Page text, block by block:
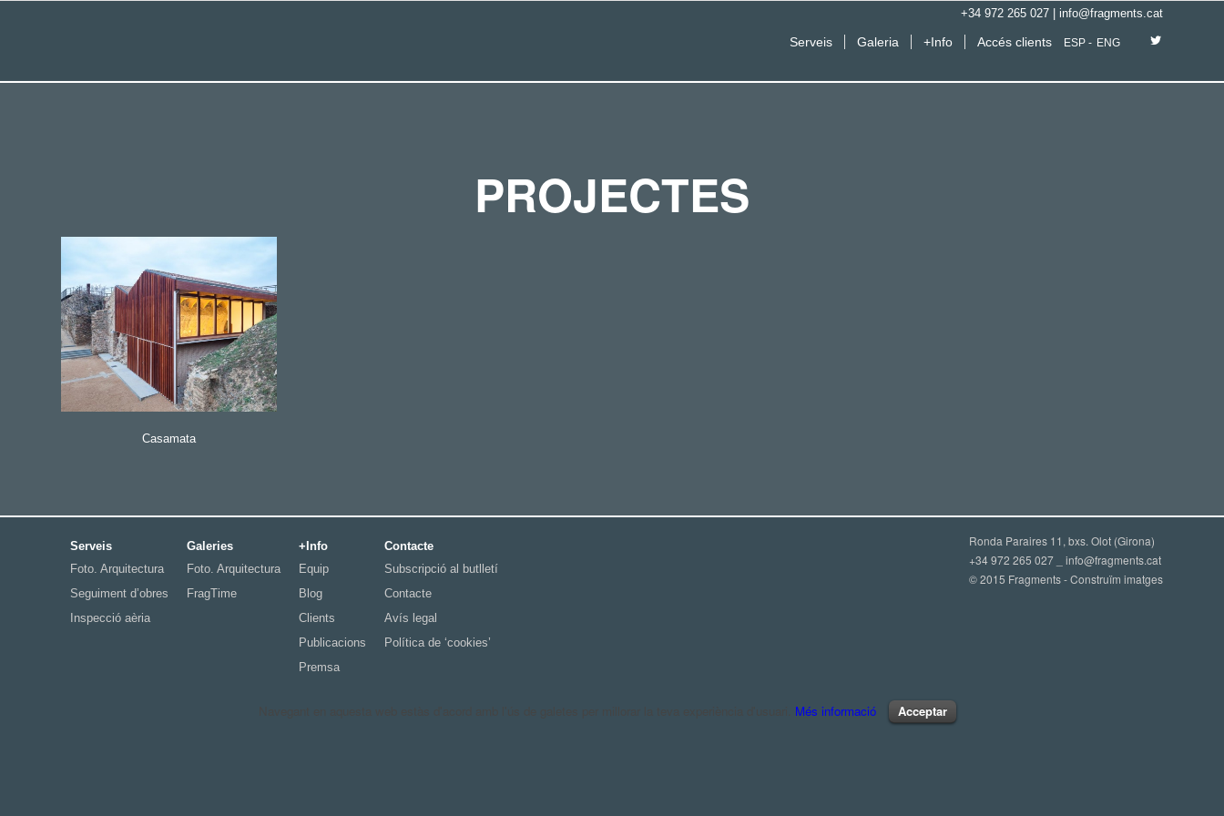
+34 972 265 027 info@fragments.cat
Serveis Galeria +Info Accés clients ESP ENG
PROJECTES
Casamata
Serveis
Foto. Arquitectura
Seguiment d’obres
Inspecció aèria
Galeries
Foto. Arquitectura
FragTime
+Info
Equip
Blog
Clients
Publicacions
Premsa
Contacte
Subscripció al butlletí
Contacte
Avís legal
Política de ‘cookies’
Ronda Paraires 11, bxs. Olot (Girona)
+34 972 265 027 _ info@fragments.cat
© 2015 Fragments - Construïm imatges
Més informació Acceptar